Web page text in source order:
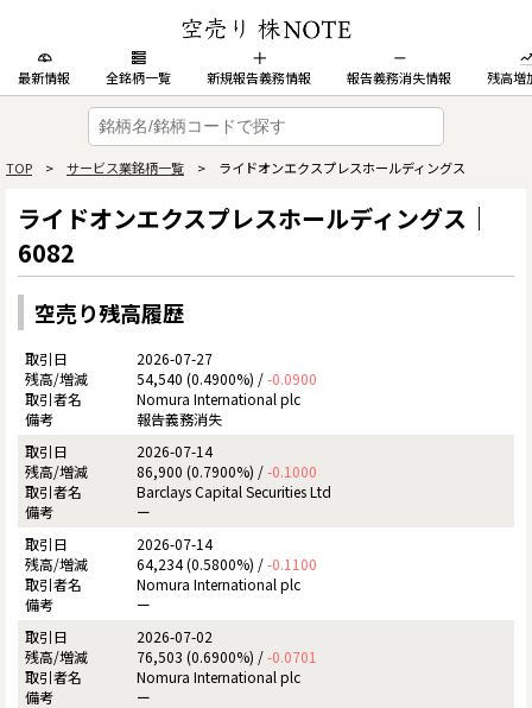
最新情報 全銘柄一覧 新規報告義務情報 報告義務消失情報 残高増
TOP > サービス業銘柄一覧 > ライドオンエクスプレスホールディングス
ライドオンエクスプレスホールディングス｜
6082
空売り残高履歴
2026-07-27
54,540 (0.4900%) /-0.0900
Nomura International plc
報告義務消失
2026-07-14
86,900 (0.7900%) /-0.1000
Barclays Capital Securities Ltd
ー
2026-07-14
64,234 (0.5800%) /-0.1100
Nomura International plc
ー
2026-07-02
76,503 (0.6900%) /-0.0701
Nomura International plc
ー